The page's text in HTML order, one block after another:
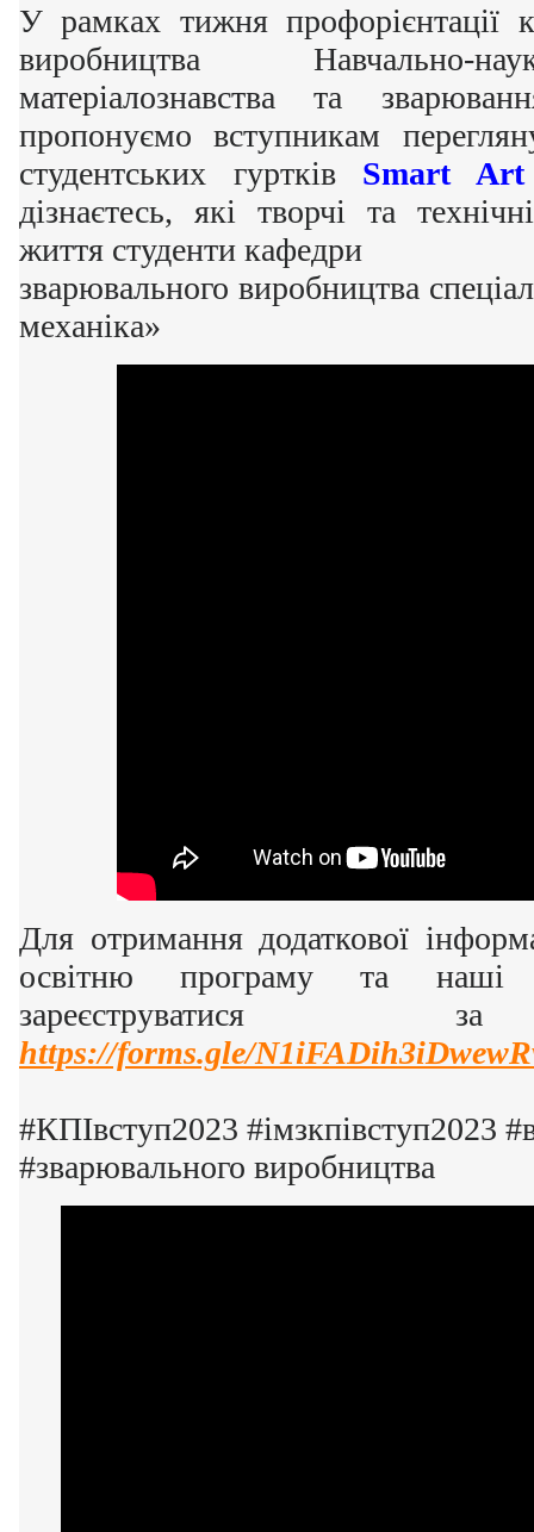
У рамках тижня профорієнтації
виробництва Навчально-
матеріалознавства та
пропонуємо вступникам
студентських гуртків Smart Art
дізнаєтесь, які творчі та
життя студенти кафедри
зварювального виробництва
механіка»
Для отримання додаткової
освітню програму та наші
зареєструватися
https://forms.gle/
#КПІвступ2023 #імзкпівступ2023
#зварювального виробництва